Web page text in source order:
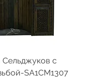
с
SA1CM1307